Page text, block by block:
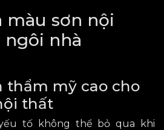
màu sơn nội
nhà
thẩm mỹ cao cho
thất
tố không thể bỏ qua khi